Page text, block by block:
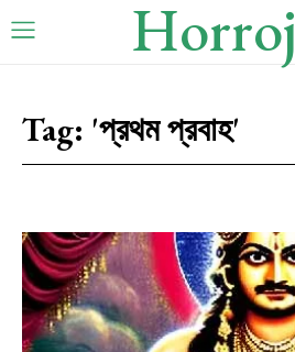
Horroj
Tag: 'প্রথম প্রবাহ'